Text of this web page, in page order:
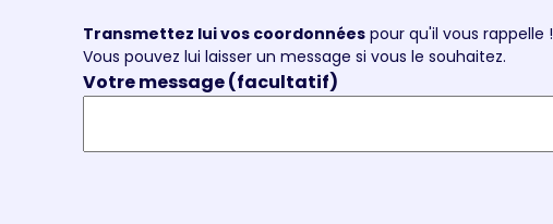
Transmettez lui vos coordonnées pour qu'il vous rappelle !
Vous pouvez lui laisser un message si vous le souhaitez.
Votre message (facultatif)